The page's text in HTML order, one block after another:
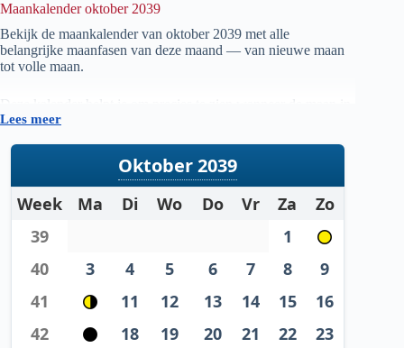
Maankalender oktober 2039
Bekijk de maankalender van oktober 2039 met alle
belangrijke maanfasen van deze maand — van nieuwe maan
tot volle maan.
Deze kalender helpt je om precies te zien wanneer de maan in
welke fase staat, handig voor iedereen die geïnteresseerd is in
weten wanneer de volgende volle maan zichtbaar is.
De gegevens worden automatisch bijgewerkt en zijn
gebaseerd op betrouwbare astronomische berekeningen. Zo
maand.
Lees meer
Oktober 2039
Week Ma Di Wo Do Vr Za
Zo
39
1
40
3 4 5 6 7 8
9
41
11 12 13 14 15
16
42
18 19 20 21 22
23